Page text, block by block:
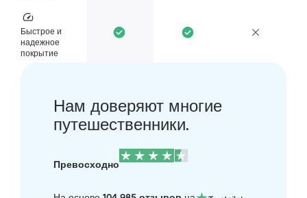
Быстрое и
надежное
покрытие
Нам доверяют многие
путешественники.
Превосходно